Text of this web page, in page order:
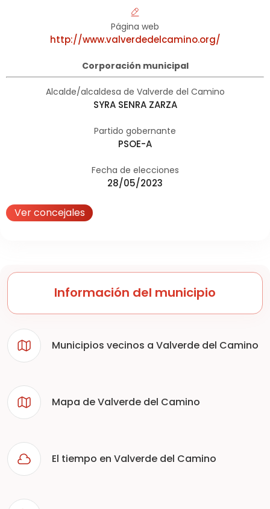
Página web
http://www.valverdedelcamino.org/
Corporación municipal
Alcalde/alcaldesa de Valverde del Camino
SYRA SENRA ZARZA
Partido gobernante
PSOE-A
Fecha de elecciones
28/05/2023
Ver concejales
Información del municipio
Municipios vecinos a Valverde del Camino
Mapa de Valverde del Camino
El tiempo en Valverde del Camino